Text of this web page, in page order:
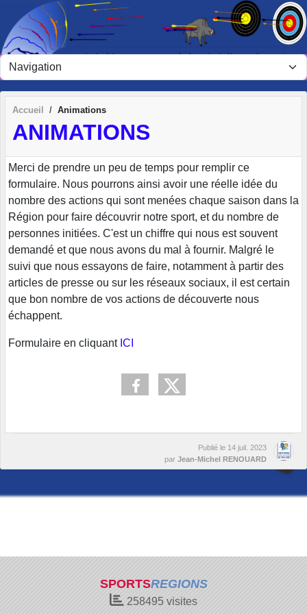
Accueil Animations
ANIMATIONS
Merci de prendre un peu de temps pour remplir ce
formulaire. Nous pourrons ainsi avoir une réelle idée du
nombre des actions qui sont menées chaque saison dans la
Région pour faire découvrir notre sport, et du nombre de
personnes initiées. C'est un chiffre qui nous est souvent
demandé et que nous avons du mal à fournir. Malgré le
suivi que nous essayons de faire, notamment à partir des
articles de presse ou sur les réseaux sociaux, il est certain
que bon nombre de vos actions de découverte nous
échappent.
Formulaire en cliquant ICI
Publié le 14 juil. 2023
par Jean-Michel RENOUARD
SPORTSREGIONS
258495 visites
Panneau de gestion des cookies